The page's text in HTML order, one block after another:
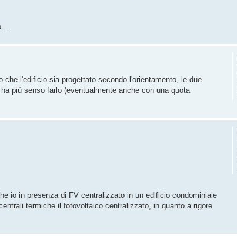
...
che l'edificio sia progettato secondo l'orientamento, le due
più senso farlo (eventualmente anche con una quota
io in presenza di FV centralizzato in un edificio condominiale
termiche il fotovoltaico centralizzato, in quanto a rigore